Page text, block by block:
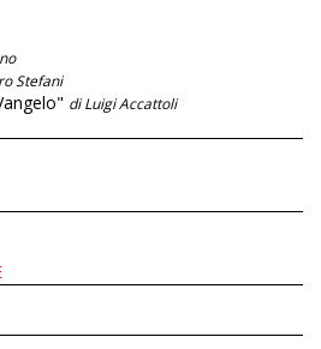
Stefani
di Luigi Accattoli